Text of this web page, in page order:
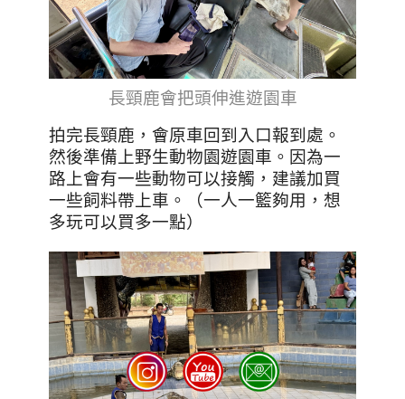
長頸鹿會把頭伸進遊園車
拍完長頸鹿，會原車回到入口報到處。
然後準備上野生動物園遊園車。因為一
路上會有一些動物可以接觸，建議加買
一些飼料帶上車。（一人一籃夠用，想
多玩可以買多一點）